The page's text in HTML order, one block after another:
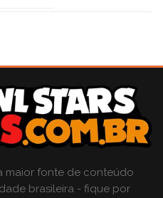
maior fonte de conteúdo
brasileira - fique por